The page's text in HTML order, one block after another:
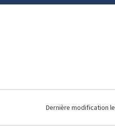
Dernière modification le